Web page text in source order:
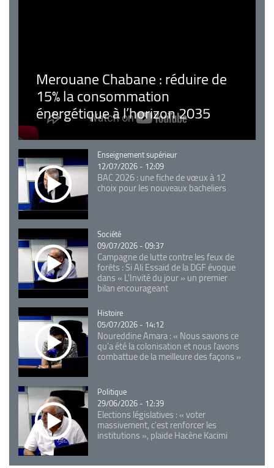
Merouane Chabane : réduire de
15% la consommation
énergétique à l’horizon 2035
Catégorie
Enseignement supérieur
12/07/2026 - 12:09
BAC 2026 : une fiche de vœux à 12
choix pour les nouveaux bacheliers
Catégorie
Société
09/07/2026 - 09:37
Campagne de lutte contre les feux de
forêts : Si Ali Essaid de la DGF évoque
dans « L'Invité du jour » un premier
bilan encourageant
Catégorie
Histoire
05/07/2026 - 14:12
Noureddine Amara : « Nous savons ce
qu’a été la colonisation et nous l’avons
combattue de la meilleure des façons »
Catégorie
Politique
29/06/2026 - 12:39
Elections législatives : « voter
massivement, c'est renforcer les
institutions », plaide Hacène Kacimi